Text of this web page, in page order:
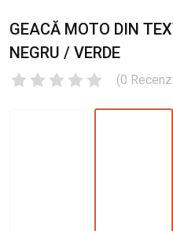
GEACĂ MOTO DIN
NEGRU / VERDE
(0